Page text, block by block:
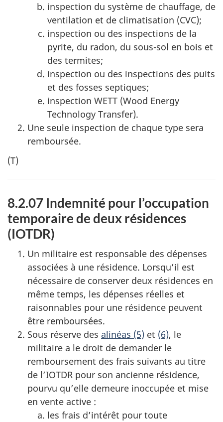
inspection du système de chauffage, de
ventilation et de climatisation (CVC);
inspection ou des inspections de la
pyrite, du radon, du sous-sol en bois et
des termites;
inspection ou des inspections des puits
et des fosses septiques;
inspection WETT (Wood Energy
Technology Transfer).
Une seule inspection de chaque type sera
remboursée.
(T)
8.2.07 Indemnité pour l’occupation
temporaire de deux résidences
(IOTDR)
Un militaire est responsable des dépenses
associées à une résidence. Lorsqu’il est
nécessaire de conserver deux résidences en
même temps, les dépenses réelles et
raisonnables pour une résidence peuvent
être remboursées.
Sous réserve des alinéas (5) et (6), le
militaire a le droit de demander le
remboursement des frais suivants au titre
de l’IOTDR pour son ancienne résidence,
pourvu qu’elle demeure inoccupée et mise
en vente active :
les frais d’intérêt pour toute